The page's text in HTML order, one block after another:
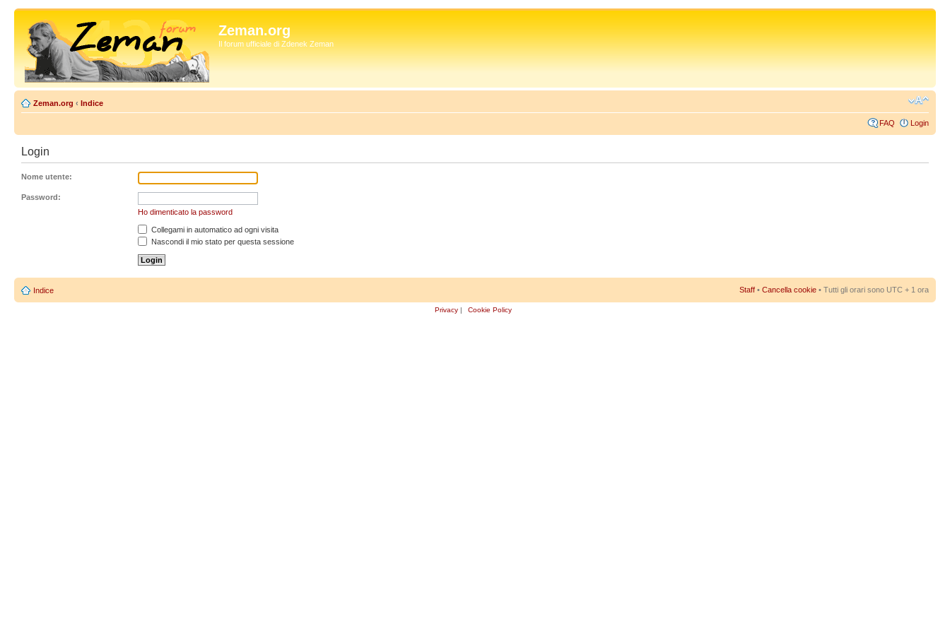
Zeman.org
Il forum ufficiale di Zdenek Zeman
Zeman.org ‹ Indice
FAQ Login
Login
Nome utente:
Password:
Ho dimenticato la password
Collegami in automatico ad ogni visita
Nascondi il mio stato per questa sessione
Indice Staff • Cancella cookie • Tutti gli orari sono UTC + 1 ora
Privacy | Cookie Policy